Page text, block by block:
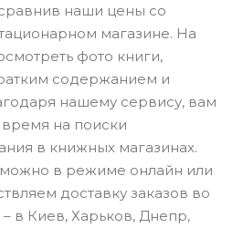
наши цены со
магазине. На
фото книги,
содержанием и
нашему сервису, вам
время на поиски
в книжных магазинах.
можно в режиме онлайн или
доставку заказов во
в Киев, Харьков, Днепр,